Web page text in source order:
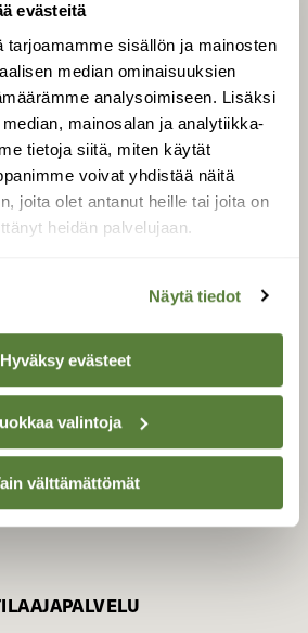
evästeitä
tarjoamamme sisällön ja mainosten
median ominaisuuksien
analysoimiseen. Lisäksi
mainosalan ja analytiikka-
tietoja siitä, miten käytät
voivat yhdistää näitä
joita olet antanut heille tai joita on
heidän palvelujaan.
Näytä tiedot
Hyväksy evästeet
valintoja
välttämättömät
Tilaa Suomen Luonto
Tilaa digilukuoikeus
Äänestä parasta juttua
Tilaa uutiskirje
SUOMEN LUONNON­
SUOJELU­LIITTO
kustantaja onSuomen